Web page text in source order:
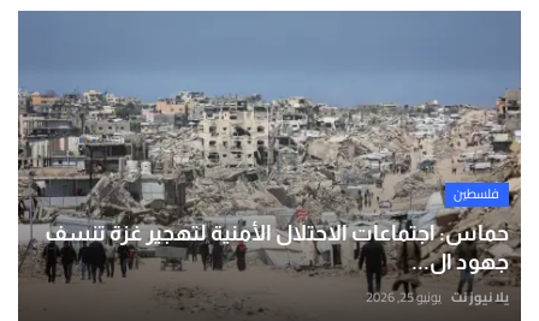
فلسطين
حماس: اجتماعات الاحتلال الأمنية لتهجير غزة تنسف
جهود ال...
يلا نيوز نت يونيو 25, 2026